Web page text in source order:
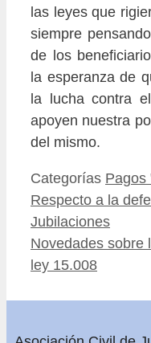
las leyes que
siempre
de los
la esperanza de
la lucha contra
apoyen nuestra
del mismo.
Categorías Pagos
Respecto a la
Jubilaciones
Novedades sobre
ley 15.008